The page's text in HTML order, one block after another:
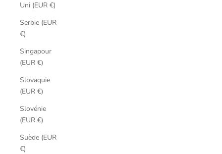
Uni (EUR €)
Serbie (EUR
€)
Singapour
(EUR €)
Slovaquie
(EUR €)
Slovénie
(EUR €)
Suède (EUR
€)